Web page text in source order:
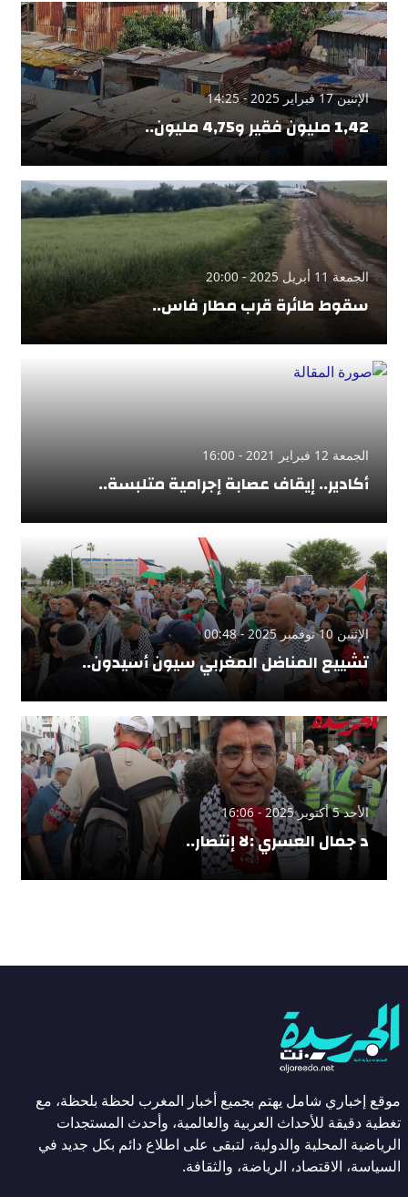
الإثنين 17 فبراير 2025 - 14:25
1,42 مليون فقير و4,75 مليون..
الجمعة 11 أبريل 2025 - 20:00
سقوط طائرة قرب مطار فاس..
الجمعة 12 فبراير 2021 - 16:00
أكادير.. إيقاف عصابة إجرامية متلبسة..
الإثنين 10 نوفمبر 2025 - 00:48
تشييع المناضل المغربي سيون أسيدون..
الأحد 5 أكتوبر 2025 - 16:06
د جمال العسري :لا إنتصار..
موقع إخباري شامل يهتم بجميع أخبار المغرب لحظة بلحظة، مع
تغطية دقيقة للأحداث العربية والعالمية، وأحدث المستجدات
الرياضية المحلية والدولية، لتبقى على اطلاع دائم بكل جديد في
السياسة، الاقتصاد، الرياضة، والثقافة.